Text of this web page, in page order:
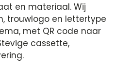
en materiaal. Wij
trouwlogo en lettertype
met QR code naar
cassette,